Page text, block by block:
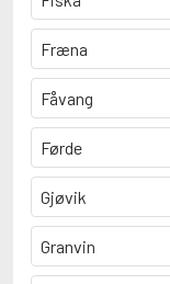
Fræna
Fåvang
Førde
Gjøvik
Granvin